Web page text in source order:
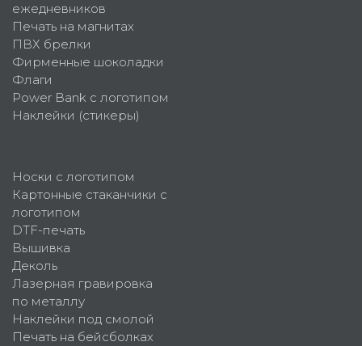
ежедневников
Печать на магнитах
ПВХ брелки
Фирменные шоколадки
Флаги
Power Bank с логотипом
Наклейки (стикеры)
Носки с логотипом
Картонные стаканчики с
логотипом
DTF-печать
Вышивка
Деколь
Лазерная гравировка
по металлу
Наклейки под смолой
Печать на бейсболках